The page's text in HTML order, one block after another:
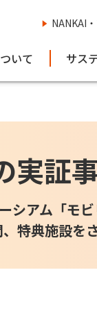
NANKAI
いて サス
実証
シアム「モ
特典施設を